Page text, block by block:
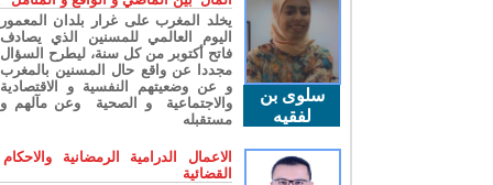
سلوى بن
لفقيه
يخلد المغرب على غرار بلدان المعمور
اليوم العالمي للمسنين الذي يصادف
فاتح أكتوبر من كل سنة، ليطرح السؤال
مجددا عن واقع حال المسنين بالمغرب
و عن وضعيتهم النفسية و الاقتصادية
والاجتماعية و الصحية وعن مآلهم و
مستقبله
الاعمال الدرامية الرمضانية والاحكام
القضائية